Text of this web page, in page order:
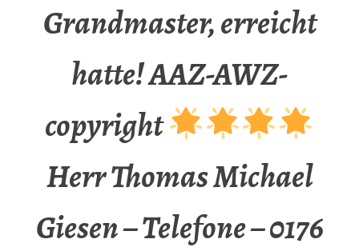
Grandmaster, erreicht
hatte! AAZ-AWZ-
copyright
Herr Thomas Michael
Giesen – Telefone – 0176